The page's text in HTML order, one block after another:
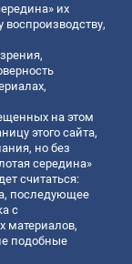
их
на этом
этого сайта,
но без
середина»
считаться:
последующее
с
материалов,
подобные